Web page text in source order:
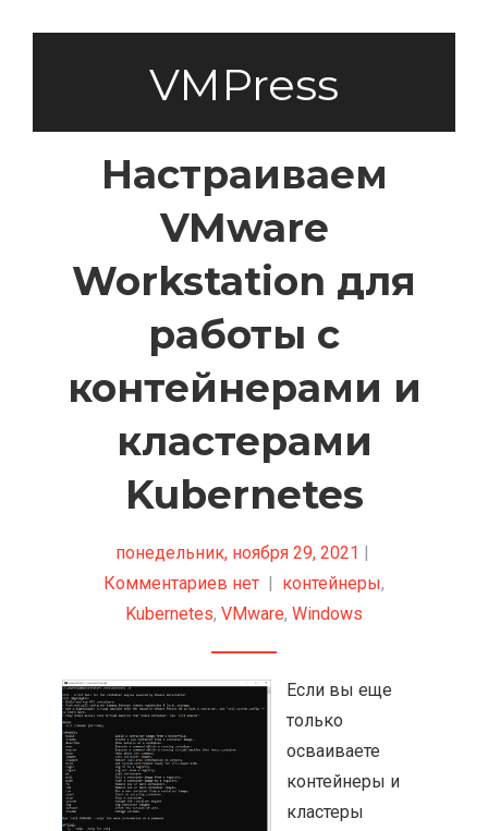
VMPress
Настраиваем
VMware
Workstation для
работы с
контейнерами и
кластерами
Kubernetes
понедельник, ноября 29, 2021 |
Комментариев нет | контейнеры,
Kubernetes, VMware, Windows
Если вы еще
только
осваиваете
контейнеры и
кластеры